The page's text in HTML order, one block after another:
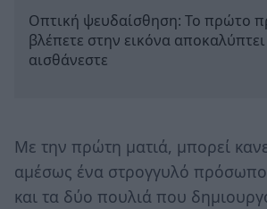
Oπτική ψευδαίσθηση: Το πρώτο
βλέπετε στην εικόνα
αισθάνεστε
Με την πρώτη ματιά, μπορεί
αμέσως ένα στρογγυλό
και τα δύο πουλιά που